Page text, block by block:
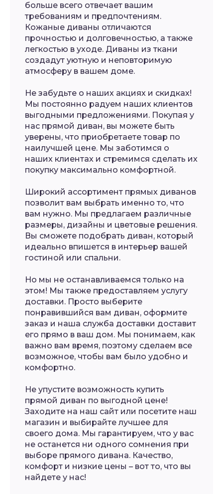
больше всего отвечает вашим
требованиям и предпочтениям.
Кожаные диваны отличаются
прочностью и долговечностью, а также
легкостью в уходе. Диваны из ткани
создадут уютную и неповторимую
атмосферу в вашем доме.
Не забудьте о наших акциях и скидках!
Мы постоянно радуем наших клиентов
выгодными предложениями. Покупая у
нас прямой диван, вы можете быть
уверены, что приобретаете товар по
наилучшей цене. Мы заботимся о
наших клиентах и стремимся сделать их
покупку максимально комфортной.
Широкий ассортимент прямых диванов
позволит вам выбрать именно то, что
вам нужно. Мы предлагаем различные
размеры, дизайны и цветовые решения.
Вы сможете подобрать диван, который
идеально впишется в интерьер вашей
гостиной или спальни.
Но мы не останавливаемся только на
этом! Мы также предоставляем услугу
доставки. Просто выберите
понравившийся вам диван, оформите
заказ и наша служба доставки доставит
его прямо в ваш дом. Мы понимаем, как
важно вам время, поэтому сделаем все
возможное, чтобы вам было удобно и
комфортно.
Не упустите возможность купить
прямой диван по выгодной цене!
Заходите на наш сайт или посетите наш
магазин и выбирайте лучшее для
своего дома. Мы гарантируем, что у вас
не останется ни одного сомнения при
выборе прямого дивана. Качество,
комфорт и низкие цены – вот то, что вы
найдете у нас!